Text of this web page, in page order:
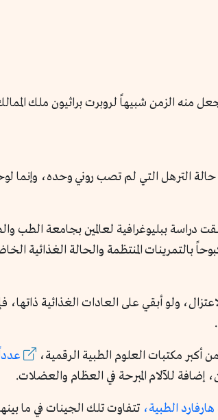
منه الزمن شبيهاً لروبرت براثيون ملك
الترهل التي لم تصب روني وحده، وإنما
دراسة ببليوغرافية لعالمين بجامعة الطب
المنتظمة والحالة الغذائية
ولو أبقي على العادات الغذائية ذاتها،
أكبر مكتبات العلوم الطبية الرقمية،
إضافة للآلام المبرحة في العظام والعضلات.
الطبية، تتفاوت تلك الجينات في ما